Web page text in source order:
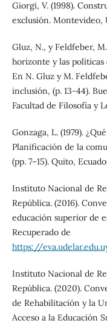
Giorgi, V. (1998).
exclusión. Montevideo,
Gluz, N., y Feldfeber,
horizonte y las políticas
En N. Gluz y M.
inclusión, (p. 13-44).
Facultad de Filosofía y
Gonzaga, L. (1979).
Planificación de la
(pp. 7–15). Quito,
Instituto Nacional de
República. (2016).
educación superior de
Recuperado de
https://
Instituto Nacional de
República. (2020).
de Rehabilitación y la
Acceso a la Educación